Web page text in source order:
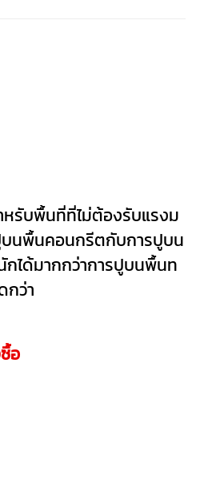
หรับพื้นที่ที่ไม่ต้องรับแรงม
นพื้นคอนกรีตกับการปูบน
ได้มากกว่าการปูบนพื้นท
กว่า
อ